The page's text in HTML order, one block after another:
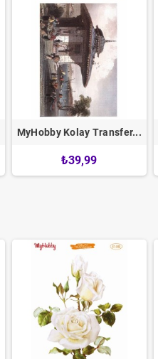
MyHobby Kolay Transfer...
₺39,99